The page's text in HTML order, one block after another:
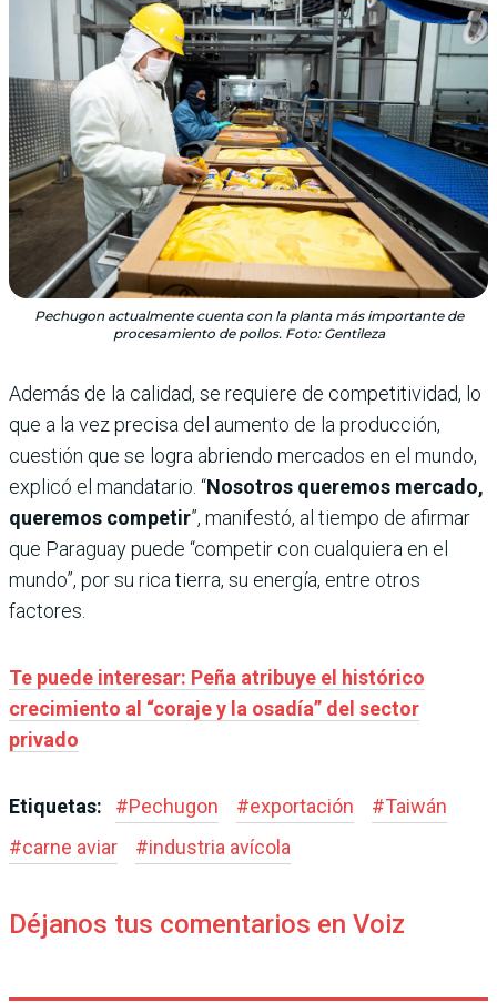
Pechugon actualmente cuenta con la planta más importante de
procesamiento de pollos. Foto: Gentileza
Además de la calidad, se requiere de competitividad, lo
que a la vez precisa del aumento de la producción,
cuestión que se logra abriendo mercados en el mundo,
explicó el mandatario. “Nosotros queremos mercado,
queremos competir”, manifestó, al tiempo de afirmar
que Paraguay puede “competir con cualquiera en el
mundo”, por su rica tierra, su energía, entre otros
factores.
Te puede interesar: Peña atribuye el histórico
crecimiento al “coraje y la osadía” del sector
privado
Etiquetas: #Pechugon #exportación #Taiwán
#carne aviar #industria avícola
Déjanos tus comentarios en Voiz